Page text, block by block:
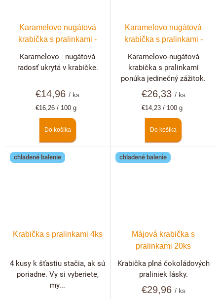
Karamelovo nugátová
krabička s pralinkami -
€14,96/ ks
Jednotková
€16,26 / 100 g
Do košíka
Karamelovo - nugátová
radosť ukrytá v krabičke.
Karamelovo nugátová
krabička s pralinkami -
€26,33 / ks
Jednotková
€14,23 / 100 g
Do košíka
Karamelovo-nugátová
krabička s pralinkami
ponúka jedinečný zážitok.
chladené balenie
Krabička s pralinkami 4ks
4 kusy k šťastiu stačia, ak sú
poriadne. Vy si vyberiete,
my...
chladené balenie
Májová krabička s
pralinkami 20ks
€29,96 / ks
Krabička plná čokoládových
praliniek lásky.